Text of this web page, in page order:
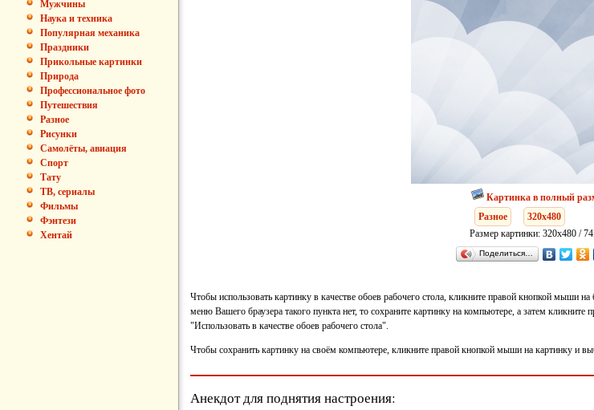
Мужчины
Наука и техника
Популярная механика
Праздники
Прикольные картинки
Природа
Профессиональное фото
Путешествия
Разное
Рисунки
Самолёты, авиация
Спорт
Тату
ТВ, сериалы
Фильмы
Фэнтези
Хентай
Картинка в полный
Разное
320x480
Размер картинки: 320x480 /
Поделиться…
Чтобы использовать картинку в качестве обоев рабочего стола, кликните правой кнопкой мыши
меню Вашего браузера такого пункта нет, то сохраните картинку на компьютере, а затем
"Использовать в качестве обоев рабочего стола".
Чтобы сохранить картинку на своём компьютере, кликните правой кнопкой мыши на картинку и
Анекдот для поднятия настроения: